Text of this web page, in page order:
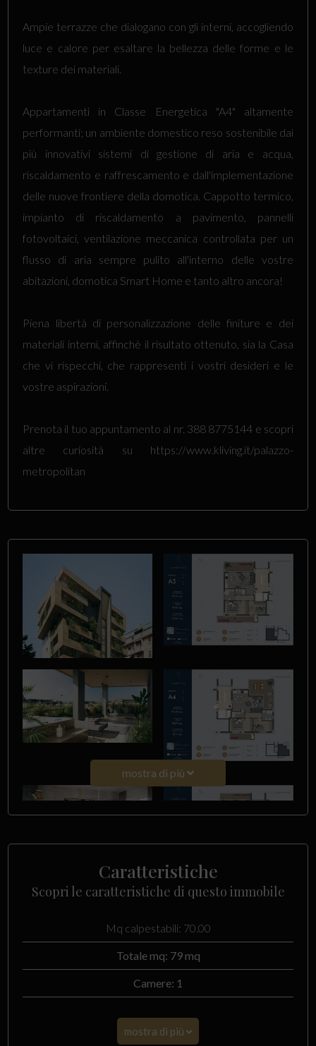
Ampie terrazze che dialogano con gli interni, accogliendo
luce e calore per esaltare la bellezza delle forme e le
texture dei materiali.
Appartamenti in Classe Energetica "A4" altamente
performanti; un ambiente domestico reso sostenibile dai
più innovativi sistemi di gestione di aria e acqua,
riscaldamento e raffrescamento e dall'implementazione
delle nuove frontiere della domotica. Cappotto termico,
impianto di riscaldamento a pavimento, pannelli
fotovoltaici, ventilazione meccanica controllata per un
flusso di aria sempre pulito all'interno delle vostre
abitazioni, domotica Smart Home e tanto altro ancora!
Piena libertà di personalizzazione delle finiture e dei
materiali interni, affinchè il risultato ottenuto, sia la Casa
che vi rispecchi, che rappresenti i vostri desideri e le
vostre aspirazioni.
Prenota il tuo appuntamento al nr. 388 8775144 e scopri
altre curiosità su https://www.kliving.it/palazzo-
metropolitan
mostra di più
Caratteristiche
Scopri le caratteristiche di questo immobile
Mq calpestabili: 70.00
Totale mq: 79 mq
Camere: 1
mostra di più